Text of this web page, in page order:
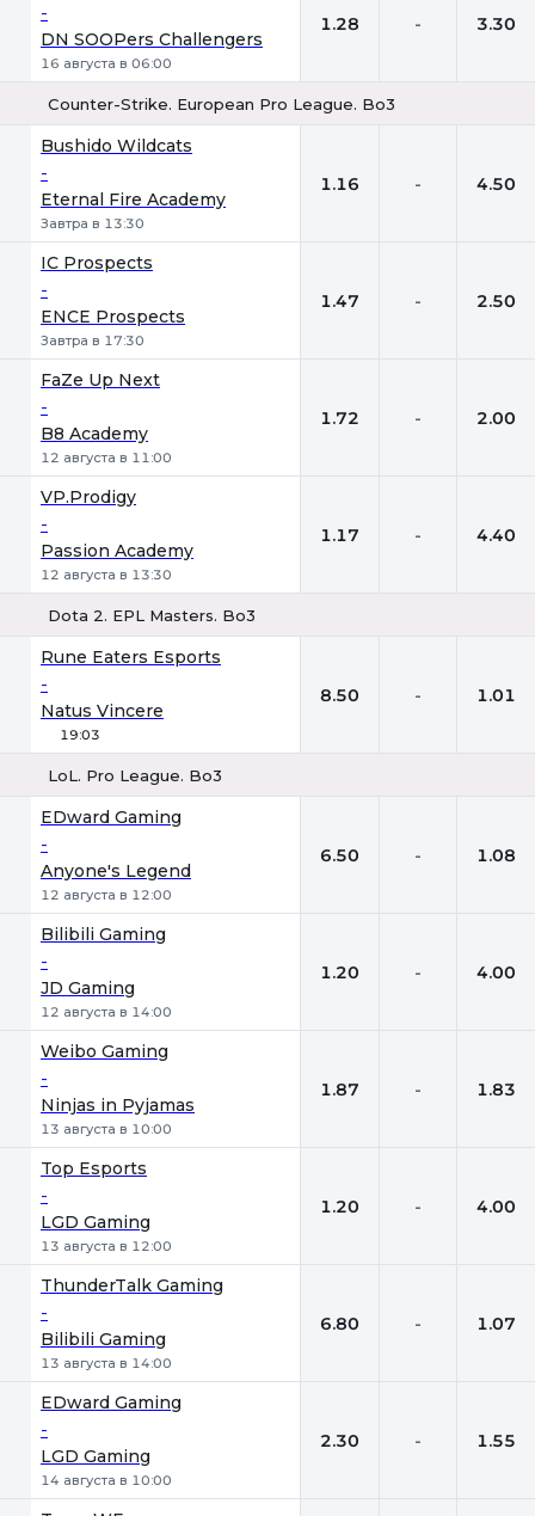
-
DN SOOPers Challengers
16 августа в 06:00
1.28 - 3.30
Counter-Strike. European Pro League. Bo3
Bushido Wildcats
-
Eternal Fire Academy
Завтра в 13:30
1.16 - 4.50
IC Prospects
-
ENCE Prospects
Завтра в 17:30
1.47 - 2.50
FaZe Up Next
-
B8 Academy
12 августа в 11:00
1.72 - 2.00
VP.Prodigy
-
Passion Academy
12 августа в 13:30
1.17 - 4.40
Dota 2. EPL Masters. Bo3
Rune Eaters Esports
-
Natus Vincere
19:03
8.50 - 1.01
LoL. Pro League. Bo3
EDward Gaming
-
Anyone's Legend
12 августа в 12:00
6.50 - 1.08
Bilibili Gaming
-
JD Gaming
12 августа в 14:00
1.20 - 4.00
Weibo Gaming
-
Ninjas in Pyjamas
13 августа в 10:00
1.87 - 1.83
Top Esports
-
LGD Gaming
13 августа в 12:00
1.20 - 4.00
ThunderTalk Gaming
-
Bilibili Gaming
13 августа в 14:00
6.80 - 1.07
EDward Gaming
-
LGD Gaming
14 августа в 10:00
2.30 - 1.55